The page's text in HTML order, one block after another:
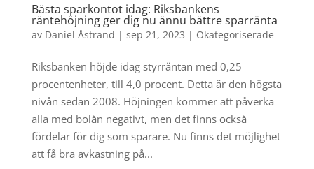
Bästa sparkontot idag: Riksbankens
räntehöjning ger dig nu ännu bättre sparränta
av Daniel Åstrand | sep 21, 2023 | Okategoriserade
Riksbanken höjde idag styrräntan med 0,25
procentenheter, till 4,0 procent. Detta är den högsta
nivån sedan 2008. Höjningen kommer att påverka
alla med bolån negativt, men det finns också
fördelar för dig som sparare. Nu finns det möjlighet
att få bra avkastning på...